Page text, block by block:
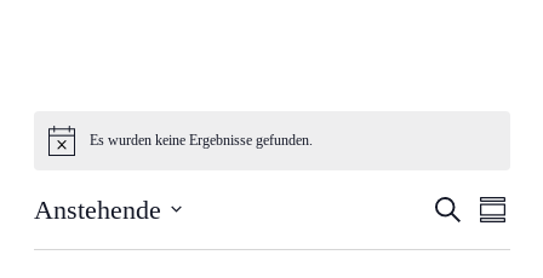
HinweisEs wurden keine Ergebnisse gefunden.
Suche
Anstehende